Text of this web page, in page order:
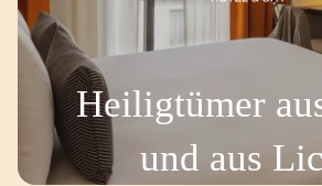
Heiligtümer
und aus